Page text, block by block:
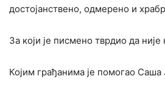
достојанствено, одмерено и
За који је писмено тврдио да
Којим грађанима је помогао Саша